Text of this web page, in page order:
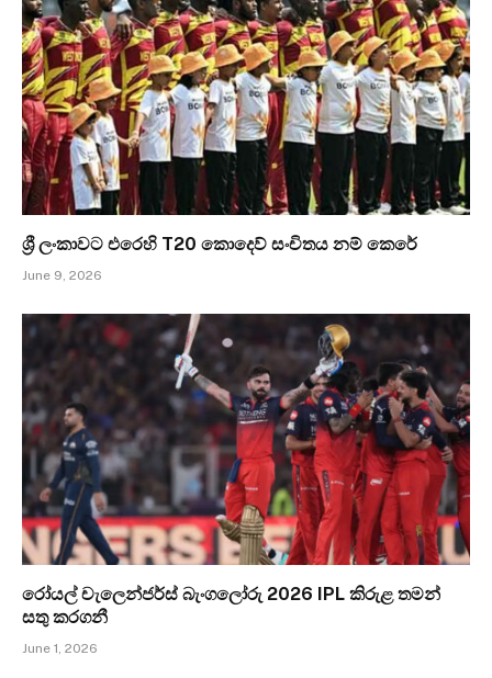
ශ්‍රී ලංකාවට එරෙහි T20 කොදෙව් සංචිතය නම් කෙරේ
June 9, 2026
රෝයල් චැලෙන්ජර්ස් බැංගලෝරු 2026 IPL කිරුළ තමන්
සතු කරගනී
June 1, 2026